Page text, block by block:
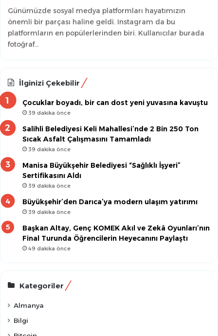
Günümüzde sosyal medya platformları hayatımızın
önemli bir parçası haline geldi. Instagram da bu
platformların en popülerlerinden biri. Kullanıcılar burada
fotoğraf…
İlginizi Çekebilir
Çocuklar boyadı, bir can dost yeni yuvasına kavuştu
39 dakika önce
Salihli Belediyesi Keli Mahallesi’nde 2 Bin 250 Ton
Sıcak Asfalt Çalışmasını Tamamladı
39 dakika önce
Manisa Büyükşehir Belediyesi “Sağlıklı İşyeri”
Sertifikasını Aldı
39 dakika önce
Büyükşehir’den Darıca’ya modern ulaşım yatırımı
39 dakika önce
Başkan Altay, Genç KOMEK Akıl ve Zekâ Oyunları’nın
Final Turunda Öğrencilerin Heyecanını Paylaştı
49 dakika önce
Kategoriler
Almanya
Bilgi